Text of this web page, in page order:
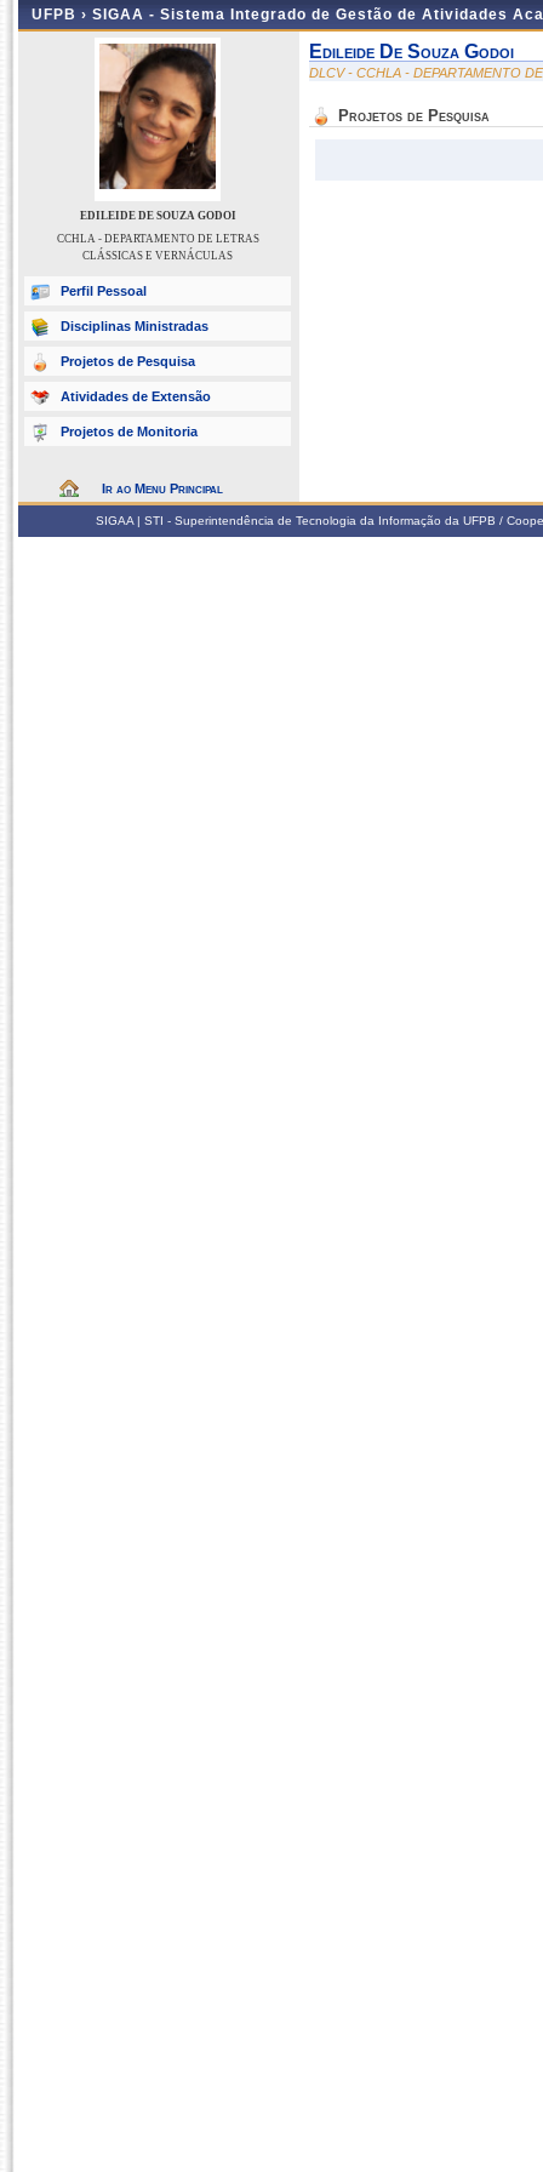
UFPB › SIGAA - Sistema Integrado de Gestão de Atividades
EDILEIDE DE SOUZA GODOI
CCHLA - DEPARTAMENTO DE LETRAS
CLÁSSICAS E VERNÁCULAS
Perfil Pessoal
Disciplinas Ministradas
Projetos de Pesquisa
Atividades de Extensão
Projetos de Monitoria
Ir ao Menu Principal
Edileide De Souza Godoi
DLCV - CCHLA - DEPARTAMENTO
Projetos de Pesquisa
SIGAA | STI - Superintendência de Tecnologia da Informação da UFPB /